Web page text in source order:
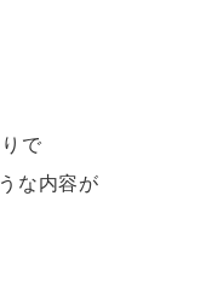
で
な内容が